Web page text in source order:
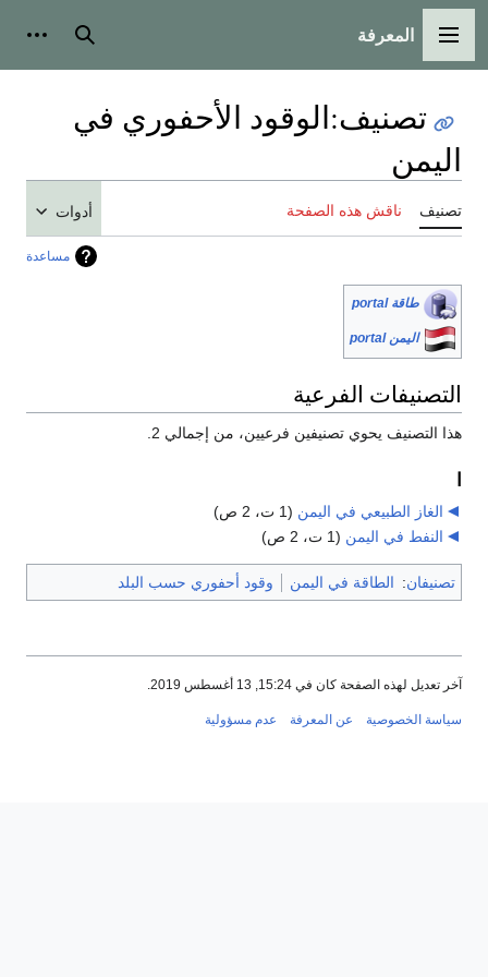
القائمة الرئيسية
المعرفة بحث
تصنيف:الوقود الأحفوري في
اليمن
تصنيف ناقش هذه الصفحة أدوات
مساعدة
طاقة portal
اليمن portal
التصنيفات الفرعية
هذا التصنيف يحوي تصنيفين فرعيين، من إجمالي 2.
الغاز الطبيعي في اليمن (1 ت، 2 ص)
النفط في اليمن (1 ت، 2 ص)
تصنيفان: الطاقة في اليمن وقود أحفوري حسب البلد
آخر تعديل لهذه الصفحة كان في 15:24, 13 أغسطس 2019.
سياسة الخصوصية عن المعرفة عدم مسؤولية